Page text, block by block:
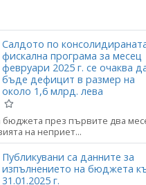
Салдото по
фискална програма за месец
февруари 2025 г. се очаква
бъде дефицит в размер на
около 1,6 млрд. лева
през първите два
на неприет...
Публикувани са данните за
изпълнението на бюджета
31.01.2025 г.